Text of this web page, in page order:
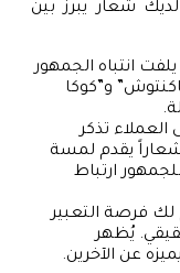
لديك شعار يبرز بين
انتباه الجمهور
و”كوكا
تذكر
شعاراً يقدم لمسة
ارتباط
لك فرصة التعبير
يُظهر
عن الآخرين.